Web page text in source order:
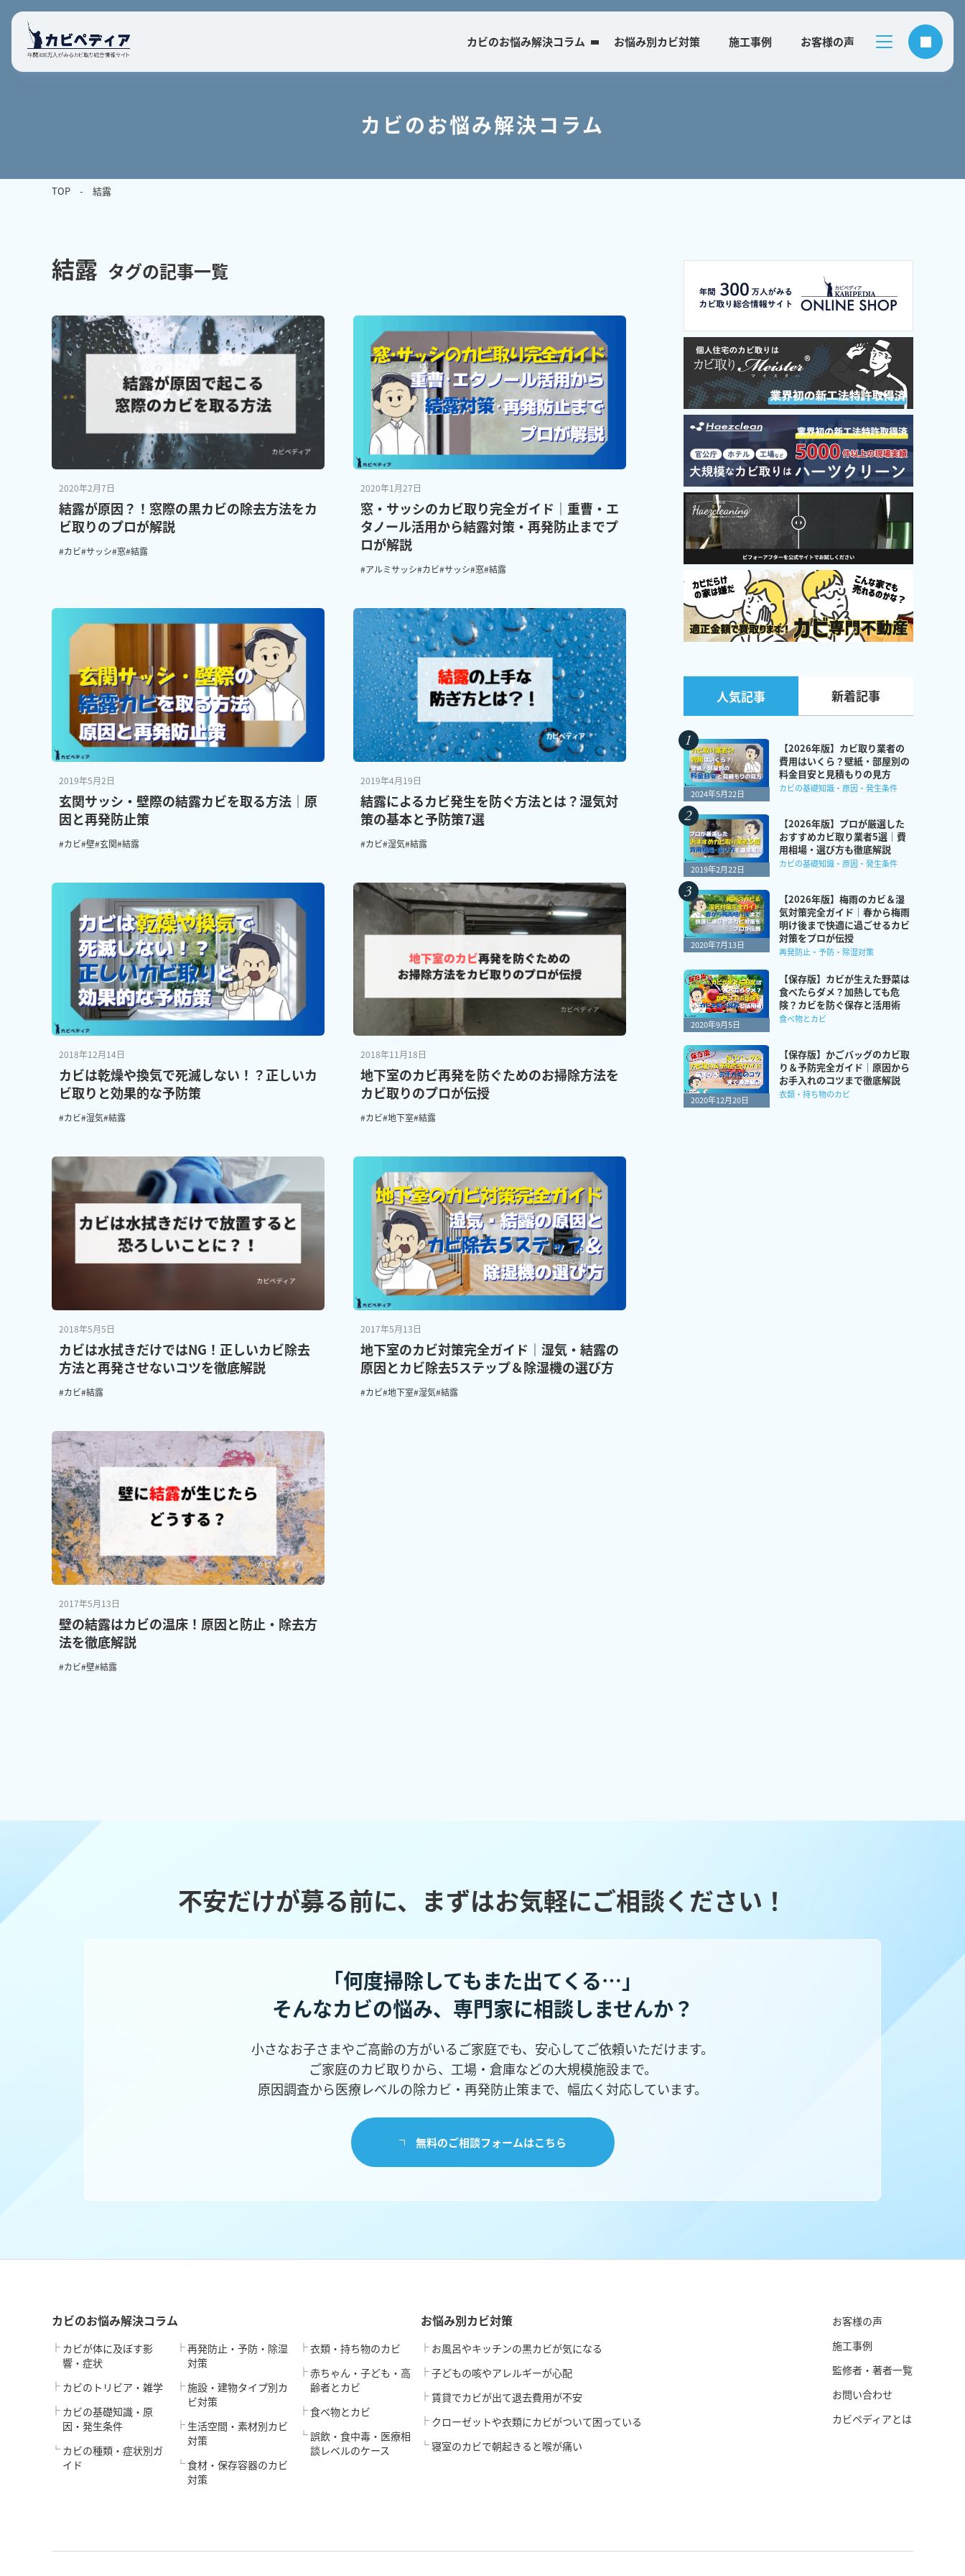
カビのお悩み解決コラム お悩み別カビ対策 施工事例 お客様の声
カビのお悩み解決コラム
TOP 結露
結露 タグの記事一覧
2020年2月7日
結露が原因？！窓際の黒カビの除去方法をカ
ビ取りのプロが解説
#カビ#サッシ#窓#結露
2020年1月27日
窓・サッシのカビ取り完全ガイド｜重曹・エ
タノール活用から結露対策・再発防止までプ
ロが解説
#アルミサッシ#カビ#サッシ#窓#結露
2019年5月2日
玄関サッシ・壁際の結露カビを取る方法｜原
因と再発防止策
#カビ#壁#玄関#結露
2019年4月19日
結露によるカビ発生を防ぐ方法とは？湿気対
策の基本と予防策7選
#カビ#湿気#結露
2018年12月14日
カビは乾燥や換気で死滅しない！？正しいカ
ビ取りと効果的な予防策
#カビ#湿気#結露
2018年11月18日
地下室のカビ再発を防ぐためのお掃除方法を
カビ取りのプロが伝授
#カビ#地下室#結露
2018年5月5日
カビは水拭きだけではNG！正しいカビ除去
方法と再発させないコツを徹底解説
#カビ#結露
2017年5月13日
地下室のカビ対策完全ガイド｜湿気・結露の
原因とカビ除去5ステップ＆除湿機の選び方
#カビ#地下室#湿気#結露
2017年5月13日
壁の結露はカビの温床！原因と防止・除去方
法を徹底解説
#カビ#壁#結露
人気記事 新着記事
2024年5月22日
【2026年版】カビ取り業者の
費用はいくら？壁紙・部屋別の
料金目安と見積もりの見方
カビの基礎知識・原因・発生条件
2019年2月22日
【2026年版】プロが厳選した
おすすめカビ取り業者5選｜費
用相場・選び方も徹底解説
カビの基礎知識・原因・発生条件
2020年7月13日
【2026年版】梅雨のカビ＆湿
気対策完全ガイド｜春から梅雨
明け後まで快適に過ごせるカビ
対策をプロが伝授
再発防止・予防・除湿対策
2020年9月5日
【保存版】カビが生えた野菜は
食べたらダメ？加熱しても危
険？カビを防ぐ保存と活用術
食べ物とカビ
2020年12月20日
【保存版】かごバッグのカビ取
り＆予防完全ガイド｜原因から
お手入れのコツまで徹底解説
衣類・持ち物のカビ
不安だけが募る前に、まずはお気軽にご相談ください！
「何度掃除してもまた出てくる…」
そんなカビの悩み、 専門家に相談しませんか？
小さなお子さまやご高齢の方がいるご家庭でも、安心してご依頼いただけます。
ご家庭のカビ取りから、工場・倉庫などの大規模施設まで。
原因調査から医療レベルの除カビ・再発防止策まで、幅広く対応しています。
無料のご相談フォームはこちら
カビのお悩み解決コラム
カビが体に及ぼす影
響・症状
カビのトリビア・雑学
カビの基礎知識・原
因・発生条件
カビの種類・症状別ガ
イド
再発防止・予防・除湿
対策
施設・建物タイプ別カ
ビ対策
生活空間・素材別カビ
対策
食材・保存容器のカビ
対策
衣類・持ち物のカビ
赤ちゃん・子ども・高
齢者とカビ
食べ物とカビ
誤飲・食中毒・医療相
談レベルのケース
お悩み別カビ対策
お風呂やキッチンの黒カビが気になる
子どもの咳やアレルギーが心配
賃貸でカビが出て退去費用が不安
クローゼットや衣類にカビがついて困っている
寝室のカビで朝起きると喉が痛い
お客様の声
施工事例
監修者・著者一覧
お問い合わせ
カビペディアとは